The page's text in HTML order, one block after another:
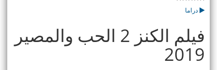
دراما
فيلم الكنز 2 الحب والمصير
2019